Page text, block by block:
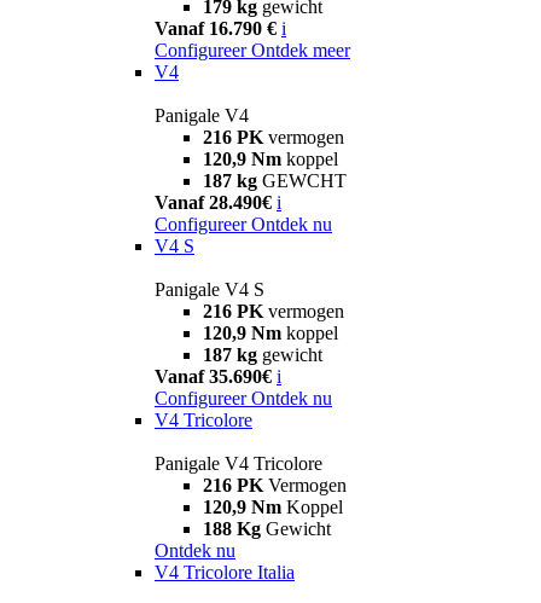
179 kg gewicht
Vanaf 16.790 € i
Configureer Ontdek meer
V4
Panigale V4
216 PK vermogen
120,9 Nm koppel
187 kg GEWCHT
Vanaf 28.490€ i
Configureer Ontdek nu
V4 S
Panigale V4 S
216 PK vermogen
120,9 Nm koppel
187 kg gewicht
Vanaf 35.690€ i
Configureer Ontdek nu
V4 Tricolore
Panigale V4 Tricolore
216 PK Vermogen
120,9 Nm Koppel
188 Kg Gewicht
Ontdek nu
V4 Tricolore Italia